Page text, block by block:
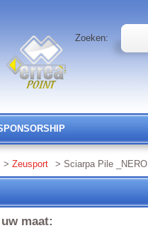
Zoeken:
> Zeusport > Sciarpa Pile _NERO
maat: